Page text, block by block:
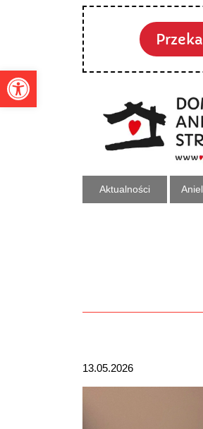
Otwórz pasek
Aktualności
13.05.2026